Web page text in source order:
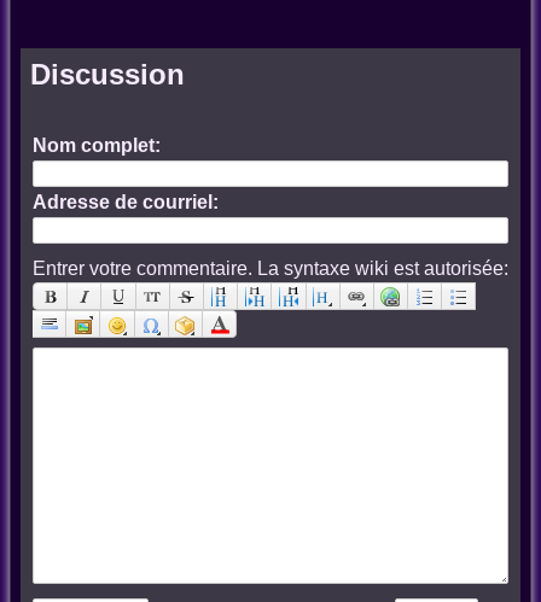
Discussion
Nom complet:
Adresse de courriel:
Entrer votre commentaire. La syntaxe wiki est autorisée: